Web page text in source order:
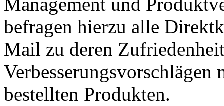
Management und
befragen hierzu alle
Mail zu deren
bestellten Produkten.